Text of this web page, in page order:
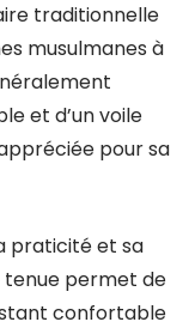
traditionnelle
musulmanes à
et d’un voile
pour sa
praticité et sa
tenue permet de
confortable